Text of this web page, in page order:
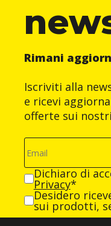
Rimani
Iscriviti alla
e ricevi
offerte sui
Dichiaro di
Privacy*
Desidero
sui prodotti,